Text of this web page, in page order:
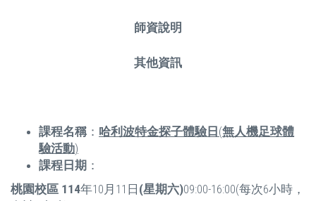
師資說明
其他資訊
課程名稱 ： 哈利波特金探子體驗日(無人機足球體
驗活動)
課程日期 ：
桃園校區 114年10月11日 (星期六)09:00-16:00(每次6小時，